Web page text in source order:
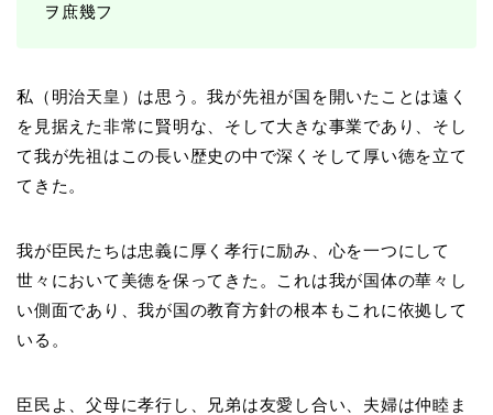
ヲ庶幾フ
私（明治天皇）は思う。我が先祖が国を開いたことは遠く
を見据えた非常に賢明な、そして大きな事業であり、そし
て我が先祖はこの長い歴史の中で深くそして厚い徳を立て
てきた。
我が臣民たちは忠義に厚く孝行に励み、心を一つにして
世々において美徳を保ってきた。これは我が国体の華々し
い側面であり、我が国の教育方針の根本もこれに依拠して
いる。
臣民よ、父母に孝行し、兄弟は友愛し合い、夫婦は仲睦ま